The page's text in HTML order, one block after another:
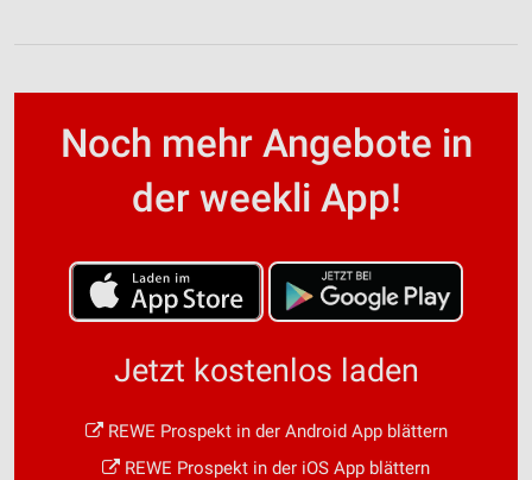
Noch mehr Angebote in
der weekli App!
Jetzt kostenlos laden
REWE Prospekt in der Android App blättern
REWE Prospekt in der iOS App blättern